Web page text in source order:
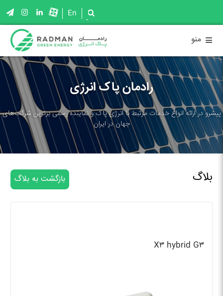
En
≡ منو
رادمان پاک انرژی
پیشرو در ارائه انواع خدمات مرتبط با انرژی پاک و نماینده رسمی برترین شرکت‌های
جهان در ایران
بلاگ بازگشت به بلاگ
X۳ hybrid G۳